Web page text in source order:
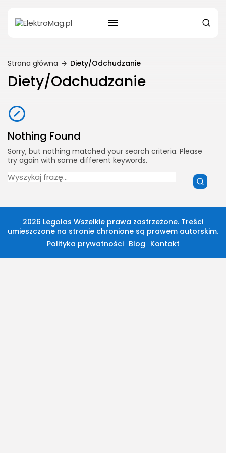
Strona główna Diety/Odchudzanie
Diety/Odchudzanie
Nothing Found
Sorry, but nothing matched your search criteria. Please
try again with some different keywords.
Search
for:
2026 Legolas Wszelkie prawa zastrzeżone. Treści
umieszczone na stronie chronione są prawem autorskim.
Polityka prywatności Blog Kontakt